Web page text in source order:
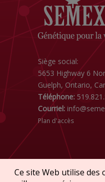
Siège social:
5653 Highway 6
Guelph, Ontario,
Téléphone:
Courriel:
Plan d'accès
Ce site Web utilise